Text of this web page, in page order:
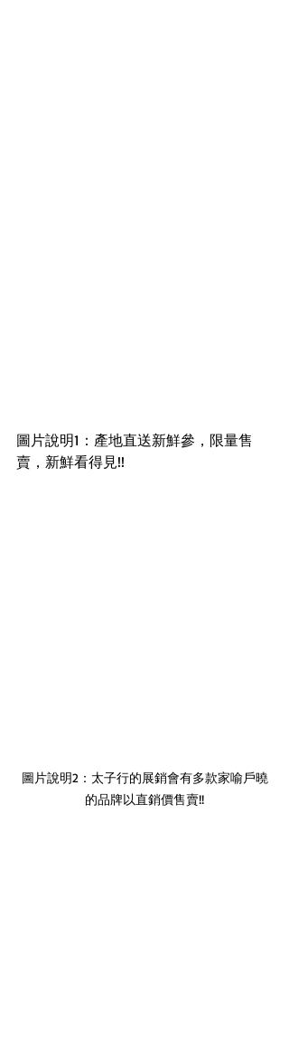
圖片說明1：產地直送新鮮參，限量售
賣，新鮮看得見!!
圖片說明2：太子行的展銷會有多款家喻戶曉
的品牌以直銷價售賣!!